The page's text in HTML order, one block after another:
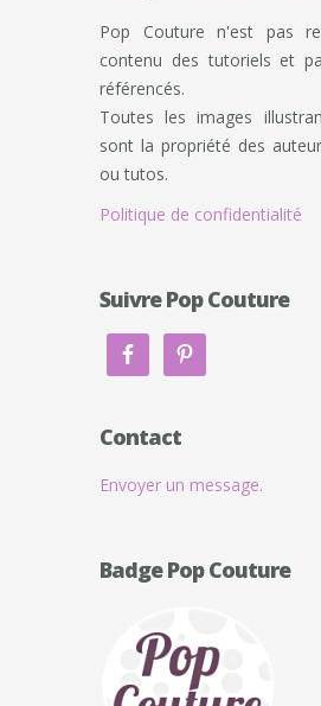
Pop Couture n'est pas
contenu des tutoriels et
référencés.
Toutes les images
sont la propriété des
ou tutos.
Politique de confidentialité
Suivre Pop Couture
Contact
Envoyer un message.
Badge Pop Couture